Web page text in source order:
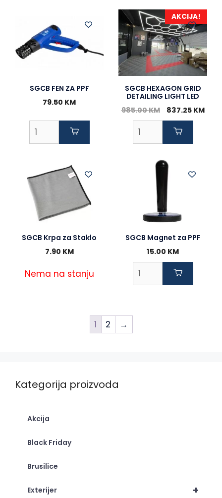
SGCB FEN ZA PPF
79.50 KM
AKCIJA!
SGCB HEXAGON GRID
DETAILING LIGHT LED
985.00KM
Original
price
was:
837.25 KM
SGCB Krpa za Staklo
7.90 KM
Nema na stanju
SGCB Magnet za PPF
15.00 KM
1 2 →
Kategorija proizvoda
Akcija
Black Friday
Brusilice
+
Exterijer